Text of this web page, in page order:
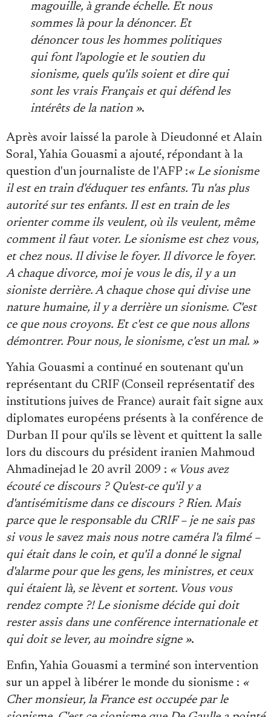
magouille, à grande échelle. Et nous
sommes là pour la dénoncer. Et
dénoncer tous les hommes politiques
qui font l'apologie et le soutien du
sionisme, quels qu'ils soient et dire qui
sont les vrais Français et qui défend les
intérêts de la nation ».
Après avoir laissé la parole à Dieudonné et Alain
Soral, Yahia Gouasmi a ajouté, répondant à la
question d'un journaliste de l'AFP :« Le sionisme
il est en train d'éduquer tes enfants. Tu n'as plus
autorité sur tes enfants. Il est en train de les
orienter comme ils veulent, où ils veulent, même
comment il faut voter. Le sionisme est chez vous,
et chez nous. Il divise le foyer. Il divorce le foyer.
A chaque divorce, moi je vous le dis, il y a un
sioniste derrière. A chaque chose qui divise une
nature humaine, il y a derrière un sionisme. C'est
ce que nous croyons. Et c'est ce que nous allons
démontrer. Pour nous, le sionisme, c'est un mal. »
Yahia Gouasmi a continué en soutenant qu'un
représentant du CRIF (Conseil représentatif des
institutions juives de France) aurait fait signe aux
diplomates européens présents à la conférence de
Durban II pour qu'ils se lèvent et quittent la salle
lors du discours du président iranien Mahmoud
Ahmadinejad le 20 avril 2009 : « Vous avez
écouté ce discours ? Qu'est-ce qu'il y a
d'antisémitisme dans ce discours ? Rien. Mais
parce que le responsable du CRIF – je ne sais pas
si vous le savez mais nous notre caméra l'a filmé –
qui était dans le coin, et qu'il a donné le signal
d'alarme pour que les gens, les ministres, et ceux
qui étaient là, se lèvent et sortent. Vous vous
rendez compte ?! Le sionisme décide qui doit
rester assis dans une conférence internationale et
qui doit se lever, au moindre signe ».
Enfin, Yahia Gouasmi a terminé son intervention
sur un appel à libérer le monde du sionisme : «
Cher monsieur, la France est occupée par le